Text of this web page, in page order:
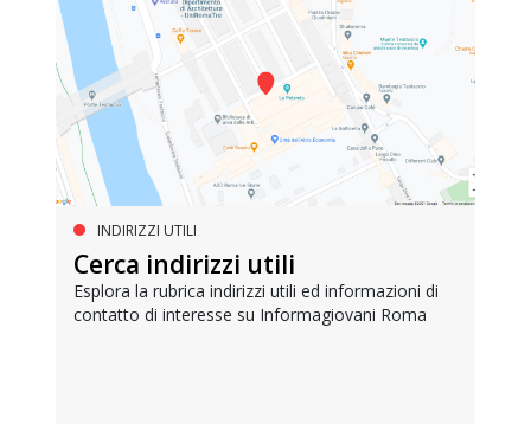
INDIRIZZI UTILI
Cerca indirizzi utili
Esplora la rubrica indirizzi utili ed informazioni di
contatto di interesse su Informagiovani Roma